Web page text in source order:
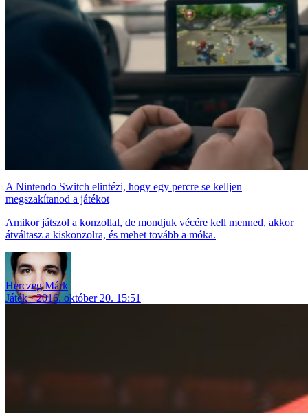
A Nintendo Switch elintézi, hogy egy percre se kelljen
megszakítanod a játékot
Amikor játszol a konzollal, de mondjuk vécére kell menned, akkor
átváltasz a kiskonzolra, és mehet tovább a móka.
Herczeg Márk
Játék
2016. október 20. 15:51